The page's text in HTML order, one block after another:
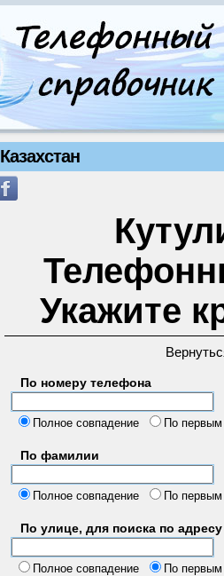
Казахстан
Укажите
По номеру телефона
Полное совпадение
По
По фамилии
Полное совпадение По
По улице, для поиска по адресу
Полное совпадение
По